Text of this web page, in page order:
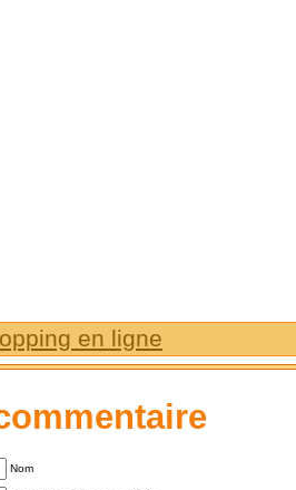
en ligne
Nom